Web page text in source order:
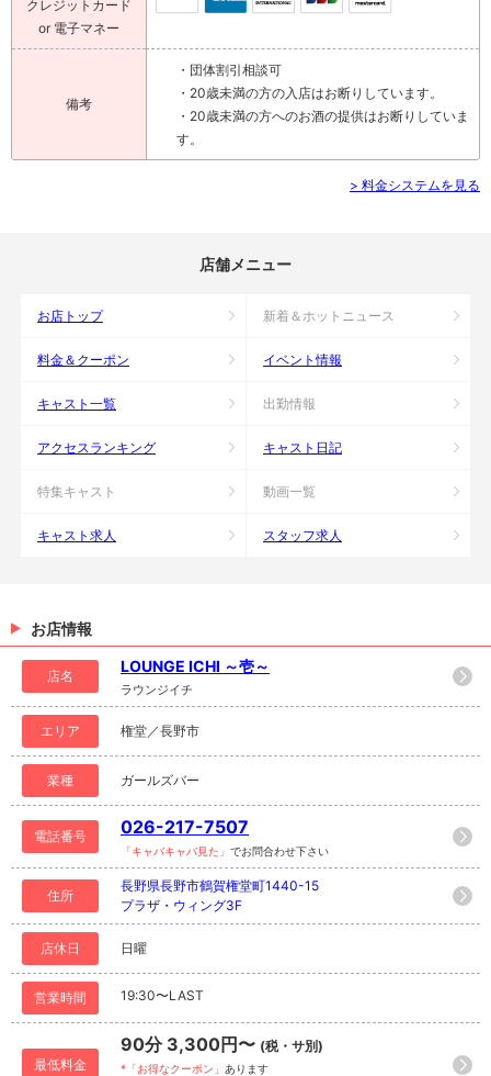
クレジットカード
or 電子マネー
備考
・団体割引相談可
・20歳未満の方の入店はお断りしています。
・20歳未満の方へのお酒の提供はお断りしていま
す。
> 料金システムを見る
店舗メニュー
お店トップ 新着＆ホットニュース
料金＆クーポン イベント情報
キャスト一覧 出勤情報
アクセスランキング キャスト日記
特集キャスト 動画一覧
キャスト求人 スタッフ求人
お店情報
店名
LOUNGE ICHI ～壱～
ラウンジイチ
エリア 権堂／長野市
業種 ガールズバー
電話番号 026-217-7507
「キャバキャバ見た」 でお問合わせ下さい
住所
長野県長野市鶴賀権堂町1440-15
プラザ・ウィング3F
店休日 日曜
営業時間 19:30〜LAST
最低料金
90分 3,300円〜 (税・サ別)
*「お得なクーポン」 あります